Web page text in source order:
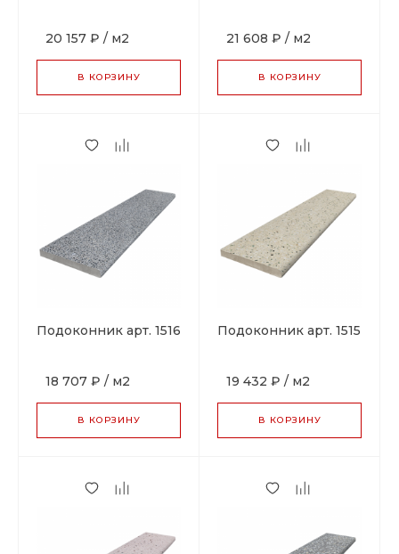
20 157 ₽ / м2
В КОРЗИНУ
21 608 ₽ / м2
В КОРЗИНУ
Подоконник арт. 1516
18 707 ₽ / м2
В КОРЗИНУ
Подоконник арт. 1515
19 432 ₽ / м2
В КОРЗИНУ